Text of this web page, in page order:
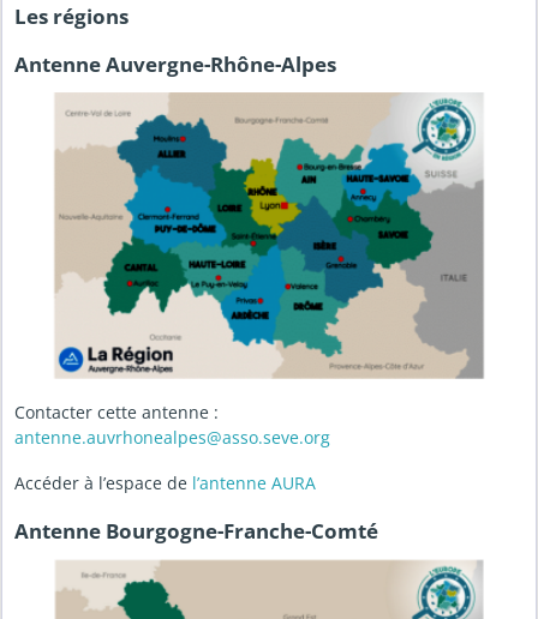
Les régions
Antenne Auvergne-Rhône-Alpes
Contacter cette antenne :
antenne.auvrhonealpes@asso.seve.org
Accéder à l’espace de l’antenne AURA
Antenne Bourgogne-Franche-Comté